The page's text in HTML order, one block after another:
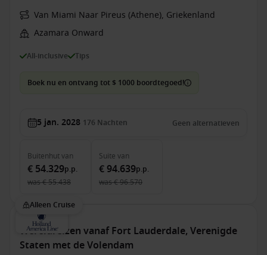
Van Miami Naar Pireus (Athene), Griekenland
Azamara Onward
All-inclusive Tips
Boek nu en ontvang tot $ 1000 boordtegoed!
5 jan. 2028 176 Nachten Geen alternatieven
Buitenhutvan
€ 54.329p.p.
was€ 55.438
Suite van
€ 94.639p.p.
was€ 96.570
Alleen Cruise
Wereldreizen vanaf Fort Lauderdale, Verenigde
Staten met de Volendam